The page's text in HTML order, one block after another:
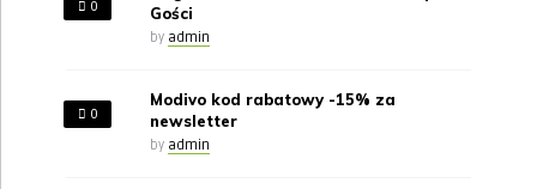
0
Gości
by admin
0
Modivo kod rabatowy -15% za
newsletter
by admin